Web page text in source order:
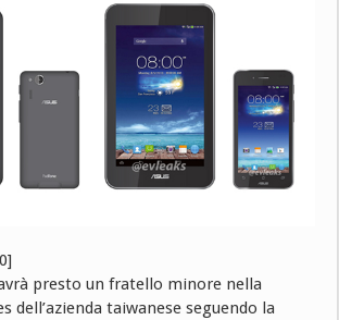
presto un fratello minore nella
dell’azienda taiwanese seguendo la